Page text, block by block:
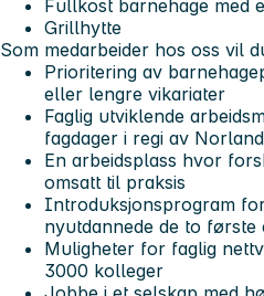
Fullkost barnehage med
Grillhytte
Som medarbeider hos oss vil
Prioritering av
eller lengre vikariater
Faglig utviklende
fagdager i regi av
En arbeidsplass hvor
omsatt til praksis
Introduksjonsprogram
nyutdannede de to første
Muligheter for faglig
3000 kolleger